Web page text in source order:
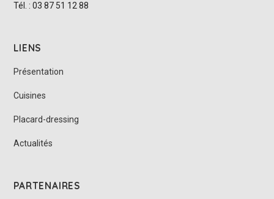
Tél. : 03 87 51 12 88
LIENS
Présentation
Cuisines
Placard-dressing
Actualités
PARTENAIRES